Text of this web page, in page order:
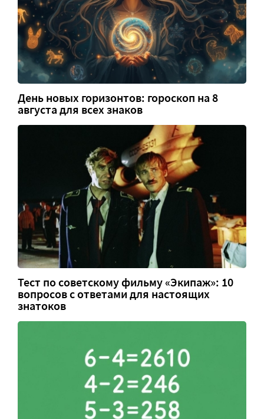
День новых горизонтов: гороскоп на 8
августа для всех знаков
Тест по советскому фильму «Экипаж»: 10
вопросов с ответами для настоящих
знатоков